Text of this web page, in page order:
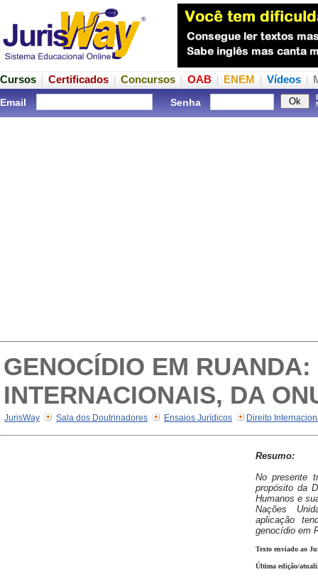
Cursos Certificados Concursos OAB ENEM Vídeos
Email Senha
GENOCÍDIO EM
INTERNACIONAIS, DA
JurisWay Sala dos Doutrinadores Ensaios Jurídicos Direito
Resumo:
No presente
propósito da
Humanos e
Nações
aplicação
genocídio em
Texto enviado ao
Última edição/